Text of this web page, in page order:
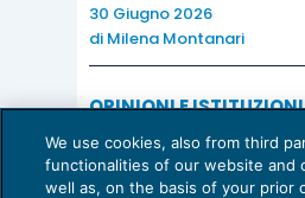
30 Giugno 2026
di Milena Montanari
OPINIONI E ISTITUZIONI
Valorizzare il
una riflessione sul
consulenza del lavoro
We use cookies, also from third
functionalities of our website and
well as, on the basis of your prior